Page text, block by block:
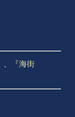
、
『海街